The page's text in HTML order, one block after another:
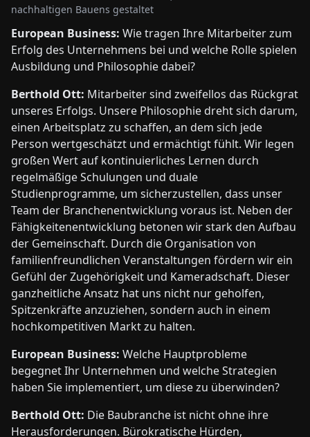
nachhaltigen Bauens gestaltet
European Business: Wie tragen Ihre Mitarbeiter zum
Erfolg des Unternehmens bei und welche Rolle spielen
Ausbildung und Philosophie dabei?
Berthold Ott: Mitarbeiter sind zweifellos das Rückgrat
unseres Erfolgs. Unsere Philosophie dreht sich darum,
einen Arbeitsplatz zu schaffen, an dem sich jede
Person wertgeschätzt und ermächtigt fühlt. Wir legen
großen Wert auf kontinuierliches Lernen durch
regelmäßige Schulungen und duale
Studienprogramme, um sicherzustellen, dass unser
Team der Branchenentwicklung voraus ist. Neben der
Fähigkeitenentwicklung betonen wir stark den Aufbau
der Gemeinschaft. Durch die Organisation von
familienfreundlichen Veranstaltungen fördern wir ein
Gefühl der Zugehörigkeit und Kameradschaft. Dieser
ganzheitliche Ansatz hat uns nicht nur geholfen,
Spitzenkräfte anzuziehen, sondern auch in einem
hochkompetitiven Markt zu halten.
European Business: Welche Hauptprobleme
begegnet Ihr Unternehmen und welche Strategien
haben Sie implementiert, um diese zu überwinden?
Berthold Ott: Die Baubranche ist nicht ohne ihre
Herausforderungen. Bürokratische Hürden,